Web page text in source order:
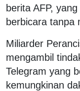
berita AFP,
berbicara tanpa
Miliarder
mengambil
Telegram yang
kemungkinan